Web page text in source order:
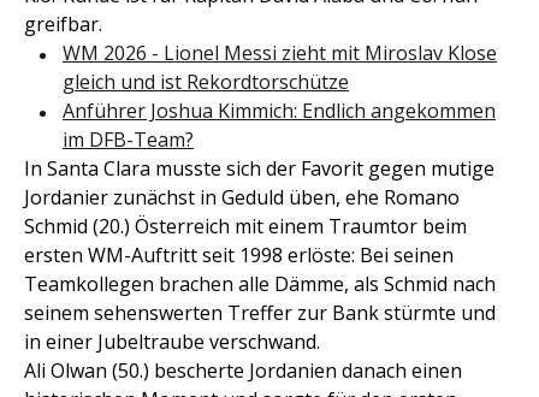
greifbar.
WM 2026 - Lionel Messi zieht mit Miroslav Klose
gleich und ist Rekordtorschütze
Anführer Joshua Kimmich: Endlich angekommen
im DFB-Team?
In Santa Clara musste sich der Favorit gegen mutige
Jordanier zunächst in Geduld üben, ehe Romano
Schmid (20.) Österreich mit einem Traumtor beim
ersten WM-Auftritt seit 1998 erlöste: Bei seinen
Teamkollegen brachen alle Dämme, als Schmid nach
seinem sehenswerten Treffer zur Bank stürmte und
in einer Jubeltraube verschwand.
Ali Olwan (50.) bescherte Jordanien danach einen